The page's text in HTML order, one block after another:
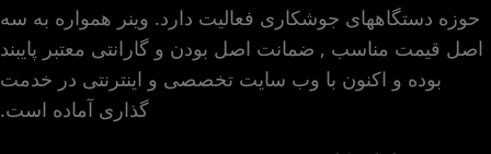
حوزه دستگاههای جوشکاری فعالیت دارد. وینر همواره به سه
اصل قیمت مناسب , ضمانت اصل بودن و گارانتی معتبر پایبند
بوده و اکنون با وب سایت تخصصی و اینترنتی در خدمت
گذاری آماده است.